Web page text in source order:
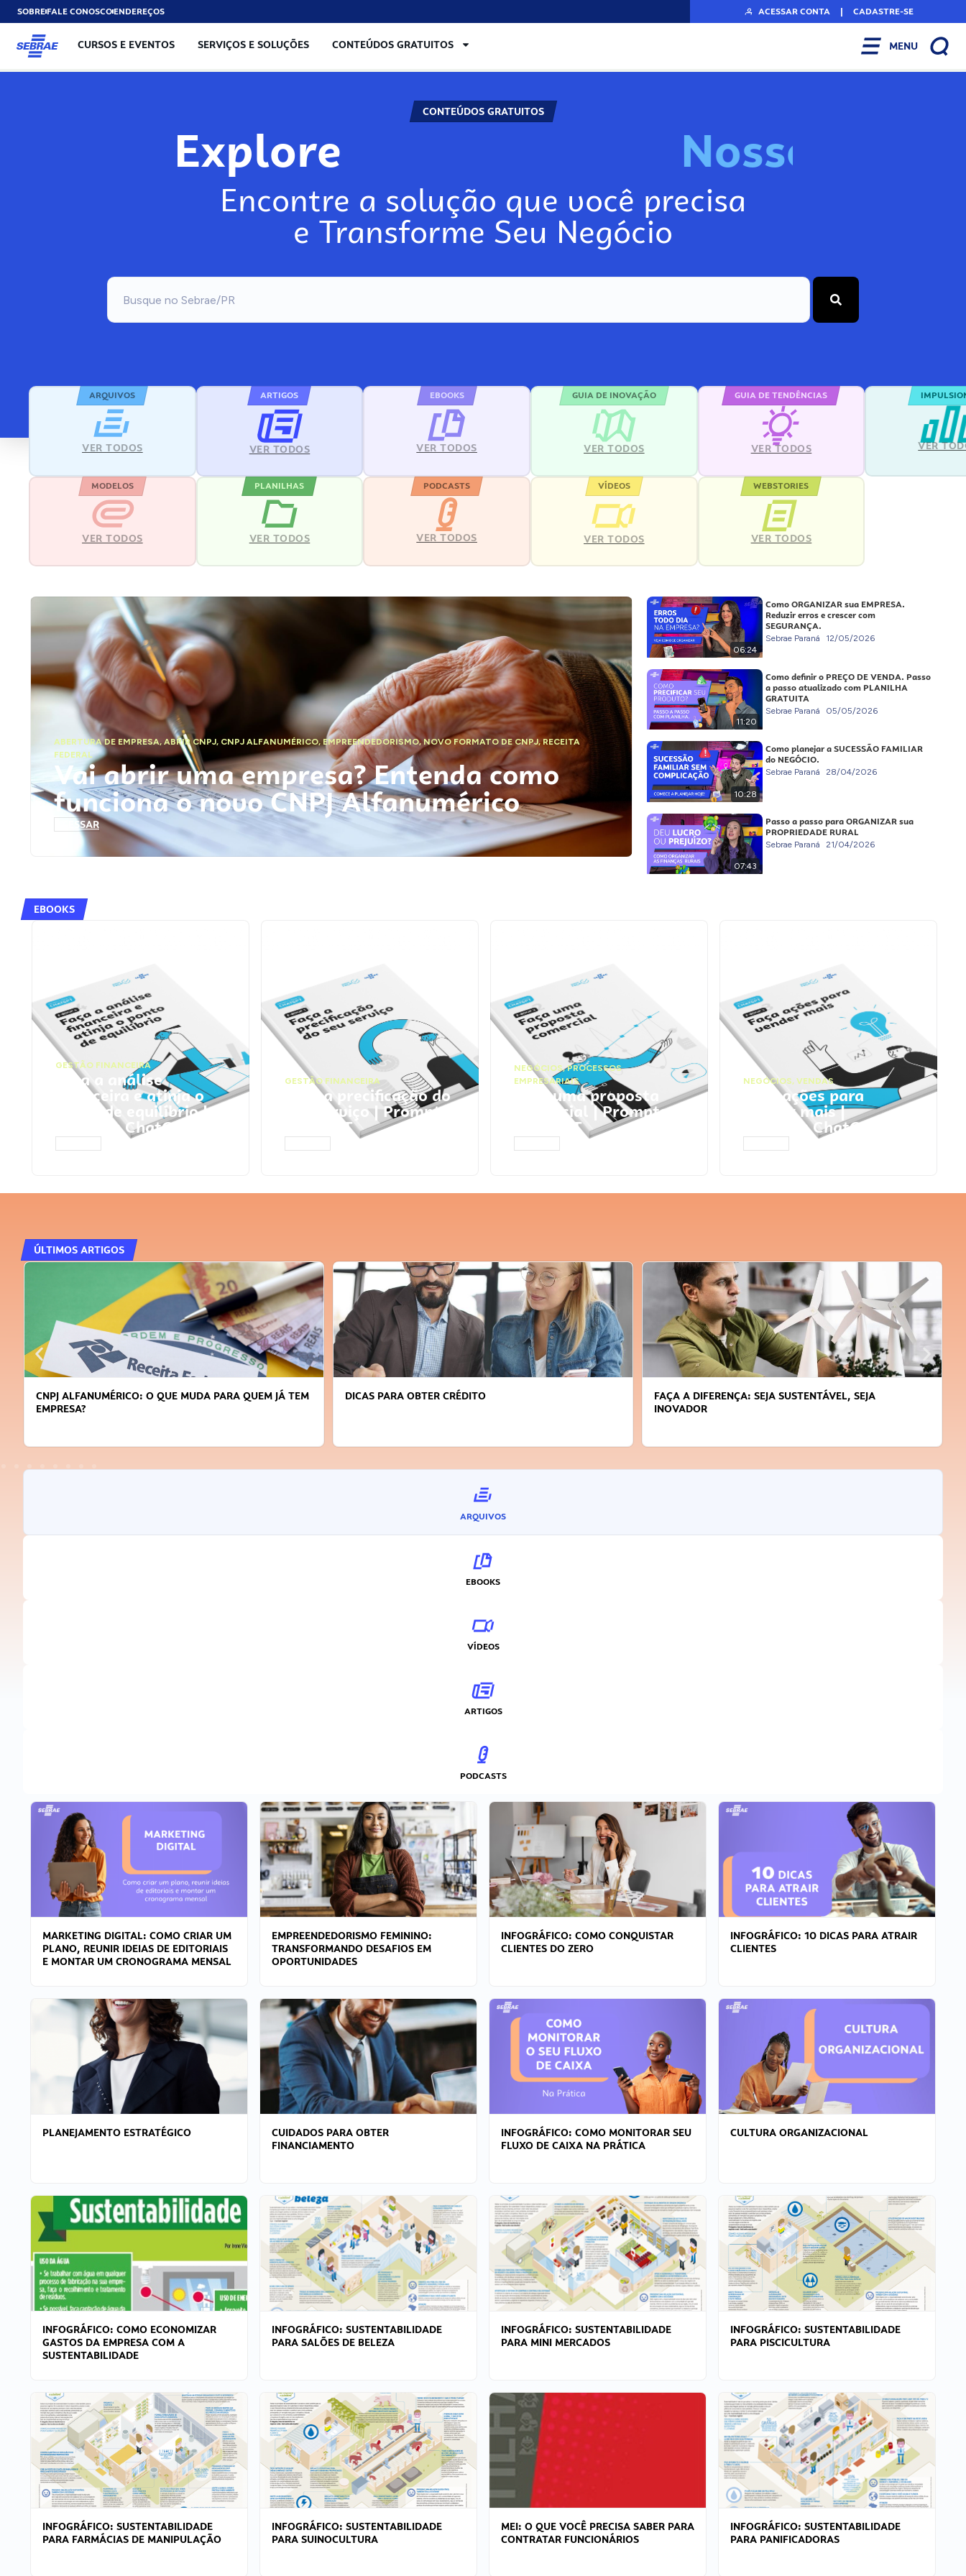
SOBREFALE CONOSCOENDEREÇOS ACESSAR CONTA | CADASTRE-SE
CURSOS E EVENTOS SERVIÇOS E SOLUÇÕES CONTEÚDOS GRATUITOS MENU
CONTEÚDOS GRATUITOS
Explore Nosso
Encontre a solução que você precisa
e Transforme Seu Negócio
ARQUIVOS
VER TODOS
ARTIGOS
VER TODOS
EBOOKS
VER TODOS
GUIA DE INOVAÇÃO
VER TODOS
GUIA DE TENDÊNCIAS
VER TODOS VER
MODELOS
VER TODOS
PLANILHAS
VER TODOS
PODCASTS
VER TODOS
VÍDEOS
VER TODOS
WEBSTORIES
VER TODOS
ABERTURA DE EMPRESA,ABRIR CNPJ, CNPJ ALFANUMÉRICO, EMPREENDEDORISMO,NOVO FORMATO DE CNPJ,RECEITA
FEDERAL
Vai abrir uma empresa? Entenda como
funciona o novo CNPJ Alfanumérico
ACESSAR
06:24
Como ORGANIZAR sua EMPRESA.
Reduzir erros e crescer com
SEGURANÇA.
Sebrae Paraná 12/05/2026
11:20
Como definir o PREÇO DE VENDA. Passo
a passo atualizado com PLANILHA
GRATUITA
Sebrae Paraná 05/05/2026
10:28
Como planejar a SUCESSÃO FAMILIAR
do NEGÓCIO.
Sebrae Paraná 28/04/2026
07:43
Passo a passo para ORGANIZAR sua
PROPRIEDADE RURAL
Sebrae Paraná 21/04/2026
EBOOKS
GESTÃO FINANCEIRA
Faça a análise
financeira e atinja o
ponto de equilíbrio |
Prompts ChatGPT
GESTÃO FINANCEIRA
Faça a precificação do
seu serviço | Prompts
ChatGPT
NEGÓCIOS,PROCESSOS
EMPRESARIAIS
Faça uma proposta
comercial | Prompts
ChatGPT
NEGÓCIOS, VENDAS
Faça ações para
vender mais |
Prompts ChatGPT
ÚLTIMOS ARTIGOS
CNPJ ALFANUMÉRICO: O QUE MUDA PARA QUEM JÁ TEM
EMPRESA?
DICAS PARA OBTER CRÉDITO
FAÇA A DIFERENÇA: SEJA SUSTENTÁVEL, SEJA
INOVADOR
ARQUIVOS
EBOOKS
VÍDEOS
ARTIGOS
PODCASTS
MARKETING DIGITAL: COMO CRIAR UM
PLANO, REUNIR IDEIAS DE EDITORIAIS
E MONTAR UM CRONOGRAMA MENSAL
EMPREENDEDORISMO FEMININO:
TRANSFORMANDO DESAFIOS EM
OPORTUNIDADES
INFOGRÁFICO: COMO CONQUISTAR
CLIENTES DO ZERO
INFOGRÁFICO: 10 DICAS PARA ATRAIR
CLIENTES
PLANEJAMENTO ESTRATÉGICO
CUIDADOS PARA OBTER
FINANCIAMENTO
INFOGRÁFICO: COMO MONITORAR SEU
FLUXO DE CAIXA NA PRÁTICA
CULTURA ORGANIZACIONAL
INFOGRÁFICO: COMO ECONOMIZAR
GASTOS DA EMPRESA COM A
SUSTENTABILIDADE
INFOGRÁFICO: SUSTENTABILIDADE
PARA SALÕES DE BELEZA
INFOGRÁFICO: SUSTENTABILIDADE
PARA MINI MERCADOS
INFOGRÁFICO: SUSTENTABILIDADE
PARA PISCICULTURA
INFOGRÁFICO: SUSTENTABILIDADE
PARA FARMÁCIAS DE MANIPULAÇÃO
INFOGRÁFICO: SUSTENTABILIDADE
PARA SUINOCULTURA
MEI: O QUE VOCÊ PRECISA SABER PARA
CONTRATAR FUNCIONÁRIOS
INFOGRÁFICO: SUSTENTABILIDADE
PARA PANIFICADORAS